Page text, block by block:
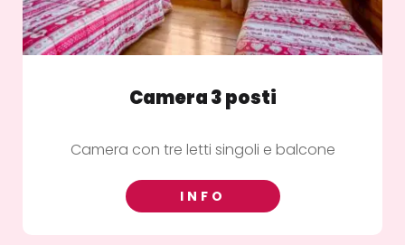
Camera 3 posti
Camera con tre letti singoli e balcone
INFO